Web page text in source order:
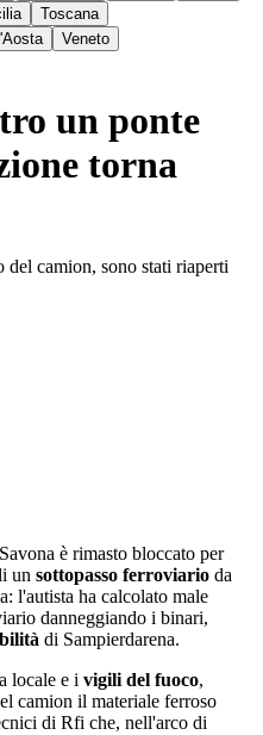
Toscana
Veneto
un ponte
torna
camion, sono stati riaperti
è rimasto bloccato per
un sottopasso ferroviario da
l'autista ha calcolato male
danneggiando i binari,
di Sampierdarena.
locale e i vigili del fuoco,
camion il materiale ferroso
di Rfi che, nell'arco di